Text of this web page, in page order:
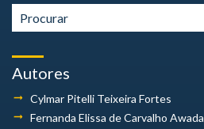
Autores
Cylmar Pitelli Teixeira Fortes
Fernanda Elissa de Carvalho Awada